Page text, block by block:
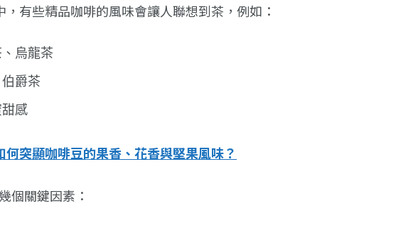
有些精品咖啡的風味會讓人聯想到茶，例如：
烏龍茶
爵茶
感
突顯咖啡豆的果香、花香與堅果風味？
個關鍵因素：